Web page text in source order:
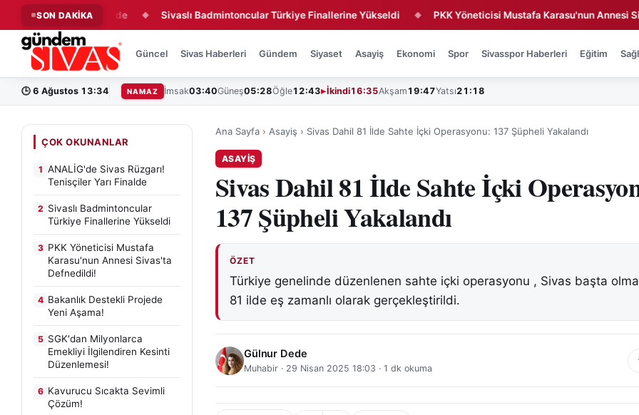
SON DAKİKA
Yarı Finalde Sivaslı Badmintoncular Türkiye Finallerine Yükseldi ◆ PKK Yöneticisi Mustafa Karasu'nun Annesi Sivas'ta
Güncel Sivas Haberleri Gündem Siyaset Asayiş Ekonomi Spor Sivasspor Haberleri Eğitim
🕒 6 Ağustos 13:34 NAMAZ İmsak03:40Güneş05:28Öğle12:43 İkindi16:35Akşam 19:47Yatsı21:18
ÇOK OKUNANLAR
1 ANALİG'de Sivas Rüzgarı!
Tenisçiler Yarı Finalde
2 Sivaslı Badmintoncular
Türkiye Finallerine Yükseldi
3 PKK Yöneticisi Mustafa
Karasu'nun Annesi Sivas'ta
Defnedildi!
4 Bakanlık Destekli Projede
Yeni Aşama!
5 SGK'dan Milyonlarca
Emekliyi İlgilendiren Kesinti
Düzenlemesi!
6 Kavurucu Sıcakta Sevimli
Çözüm!
Ana Sayfa › Asayiş › Sivas Dahil 81 İlde Sahte İçki Operasyonu: 137 Şüpheli Yakalandı
ASAYIŞ
Sivas Dahil 81 İlde Sahte İçki
137 Şüpheli Yakalandı
ÖZET
Türkiye genelinde düzenlenen sahte içki operasyonu , Sivas başta
81 ilde eş zamanlı olarak gerçekleştirildi.
Gülnur Dede
Muhabir · 29 Nisan 2025 18:03 · 1 dk okuma